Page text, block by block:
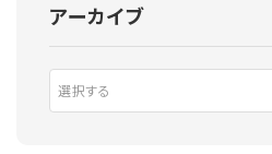
アーカイブ
選択する